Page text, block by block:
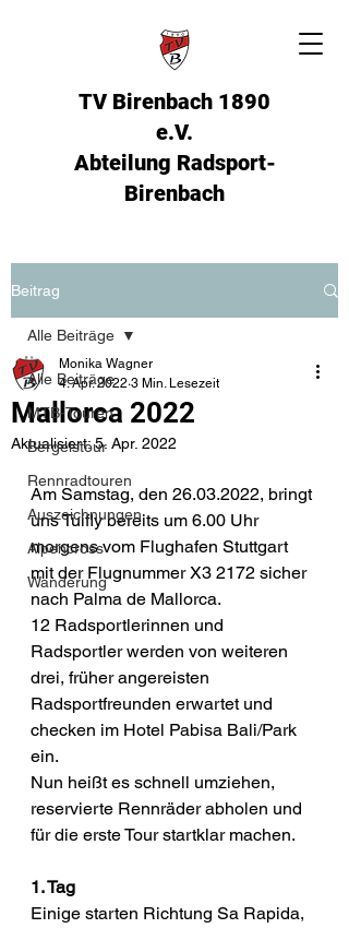
TV Birenbach 1890
e.V.
Abteilung Radsport-
Birenbach
Beitrag
Alle Beiträge
MTB-Touren
Bergelstour
Rennradtouren
Auszeichnungen
Alpencross
Wanderung
Alle Beiträge
Mallorca 2022
Monika Wagner
4. Apr. 2022 3 Min. Lesezeit
Aktualisiert:5. Apr. 2022
Am Samstag, den 26.03.2022, bringt
uns Tuifly bereits um 6.00 Uhr
morgens vom Flughafen Stuttgart
mit der Flugnummer X3 2172 sicher
nach Palma de Mallorca.
12 Radsportlerinnen und
Radsportler werden von weiteren
drei, früher angereisten
Radsportfreunden erwartet und
checken im Hotel Pabisa Bali/Park
ein.
Nun heißt es schnell umziehen,
reservierte Rennräder abholen und
für die erste Tour startklar machen.
1. Tag
Einige starten Richtung Sa Rapida,